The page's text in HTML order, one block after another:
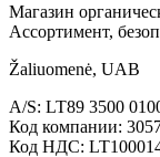
Магазин
Ассортимент,
Žaliuomenė, UAB
A/S: LT89 3500
Код компании:
Код НДС: